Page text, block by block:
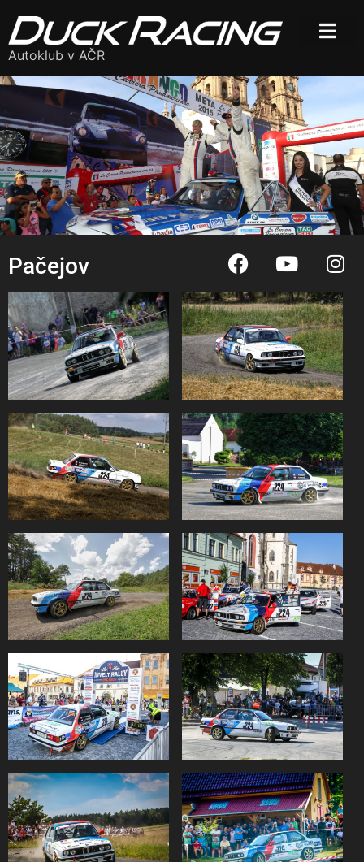
Autoklub v AČR
Pačejov